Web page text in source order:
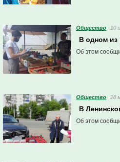
Общество 10
В одном из
Об этом
Общество 28
В
Об этом